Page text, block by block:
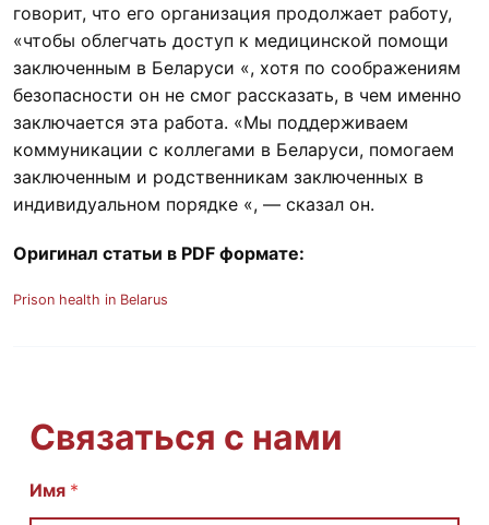
говорит, что его организация продолжает работу,
«чтобы облегчать доступ к медицинской помощи
заключенным в Беларуси «, хотя по соображениям
безопасности он не смог рассказать, в чем именно
заключается эта работа. «Мы поддерживаем
коммуникации с коллегами в Беларуси, помогаем
заключенным и родственникам заключенных в
индивидуальном порядке «, — сказал он.
Оригинал статьи в PDF формате:
Prison health in Belarus
Связаться с нами
И
Имя *